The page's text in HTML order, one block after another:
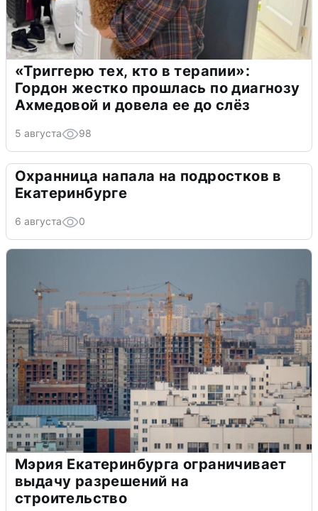
«Триггерю тех, кто в терапии»:
Гордон жестко прошлась по диагнозу
Ахмедовой и довела ее до слёз
5 августа 98
Охранница напала на подростков в
Екатеринбурге
6 августа 0
Мэрия Екатеринбурга ограничивает
выдачу разрешений на
строительство